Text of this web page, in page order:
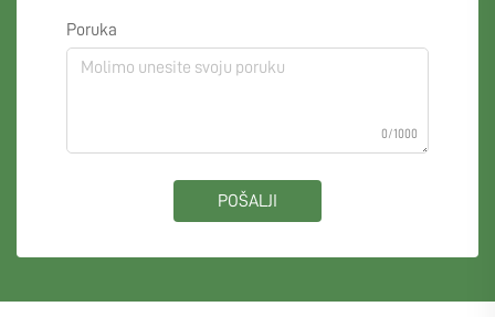
Poruka
0/1000
POŠALJI